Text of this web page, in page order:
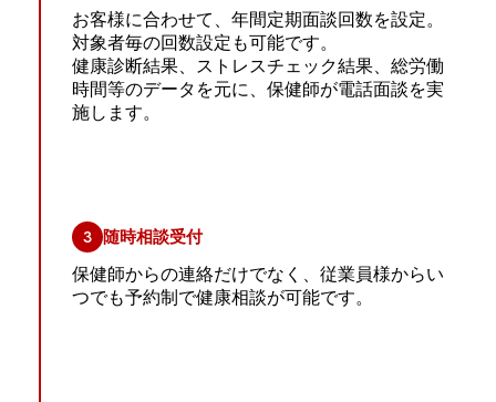
お客様に合わせて、年間定期面談回数を設定。
対象者毎の回数設定も可能です。
健康診断結果、ストレスチェック結果、総労働
時間等のデータを元に、保健師が電話面談を実
施します。
3 随時相談受付
保健師からの連絡だけでなく、従業員様からい
つでも予約制で健康相談が可能です。